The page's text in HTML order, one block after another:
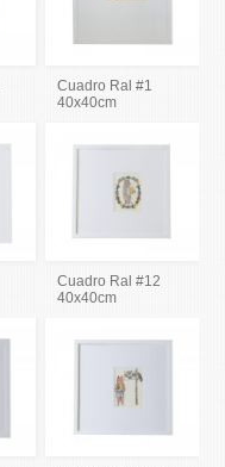
Cuadro Ral #1
40x40cm
Cuadro Ral #12
40x40cm